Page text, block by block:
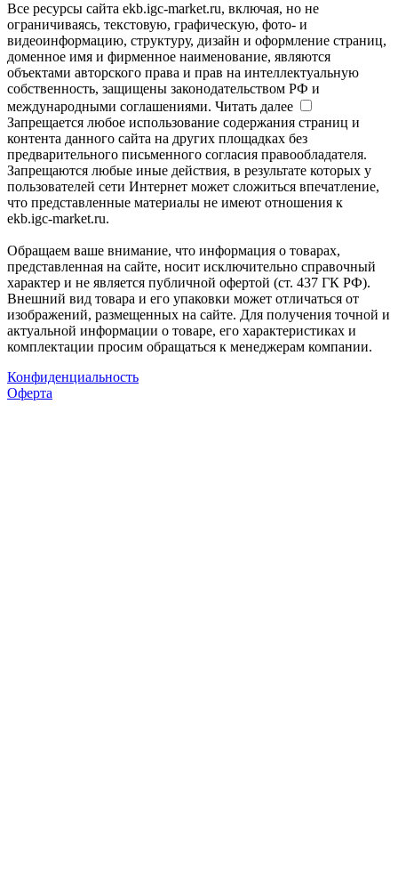
Все ресурсы сайта ekb.igc-market.ru, включая, но не
ограничиваясь, текстовую, графическую, фото- и
видеоинформацию, структуру, дизайн и оформление страниц,
доменное имя и фирменное наименование, являются
объектами авторского права и прав на интеллектуальную
собственность, защищены законодательством РФ и
международными соглашениями. Читать далее
Запрещается любое использование содержания страниц и
контента данного сайта на других площадках без
предварительного письменного согласия правообладателя.
Запрещаются любые иные действия, в результате которых у
пользователей сети Интернет может сложиться впечатление,
что представленные материалы не имеют отношения к
ekb.igc-market.ru.
Обращаем ваше внимание, что информация о товарах,
представленная на сайте, носит исключительно справочный
характер и не является публичной офертой (ст. 437 ГК РФ).
Внешний вид товара и его упаковки может отличаться от
изображений, размещенных на сайте. Для получения точной и
актуальной информации о товаре, его характеристиках и
комплектации просим обращаться к менеджерам компании.
Конфиденциальность
Оферта